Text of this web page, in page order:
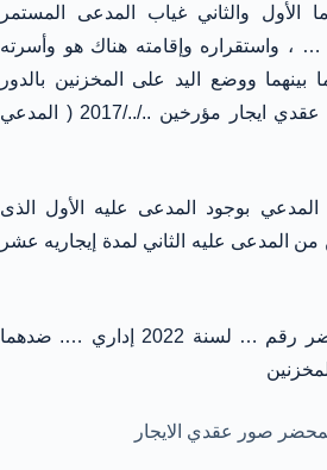
الأول والثاني غياب المدعى المستمر
واستقراره وإقامته هناك هو وأسرته
بينهما ووضع اليد على المخزنين بالدور
الأرضي بالعقار وحررا معا عقدي ايجار مؤرخين ../../2017 ( المدعي
بوجود المدعى عليه الأول الذى
المدعى عليه الثاني لمدة إيجاريه عشر
فقام المدعى بتحرير المحضر رقم … لسنة 2022 إداري …. ضدهما
صور عقدي الايجار